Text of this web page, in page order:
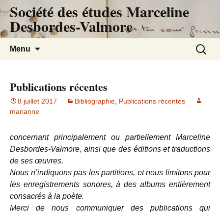
Société des études Marceline
Desbordes-Valmore
Menu
Publications récentes
8 juillet 2017 Bibliographie Publications récentes
marianne
concernant principalement ou partiellement Marceline
Desbordes-Valmore, ainsi que des éditions et traductions
de ses œuvres.
Nous n’indiquons pas les partitions, et nous limitons pour
les enregistrements sonores, à des albums entièrement
consacrés à la poète.
Merci de nous communiquer des publications qui